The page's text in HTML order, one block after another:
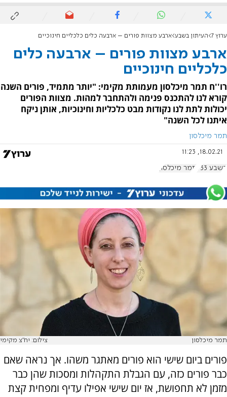
ערוץ 7 העיתון בשבע ארבע מצוות פורים – ארבעה כלים כלכליים חינוכיים
ארבע מצוות פורים – ארבעה כלים
כלכליים חינוכיים
רו''ח תמר מיכלסון מעמותת מקימי: "יותר מתמיד, פורים השנה
קורא לנו להתכנס פנימה ולהתחבר למהות. מצוות הפורים
יכולות לתת לנו נקודות מבט כלכליות וחינוכיות, אותן ניקח
איתנו לכל השנה"
תמר מיכלסון
18.02.21, 11:23
בשבע 933 תמר מיכלסון
תמר מיכלסון צילום: יח"צ מקימי
פורים ביום שישי הוא פורים מאתגר משהו. אך נראה שאם
כבר פורים כזה, עם הגבלת התקהלות ומסכות שהן כבר
מזמן לא תחפושת, אז יום שישי אפילו עדיף ומפחית קצת